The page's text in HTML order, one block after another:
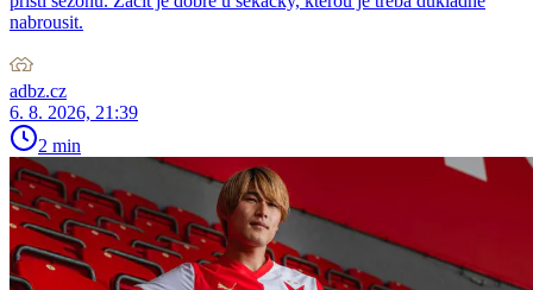
nabrousit.
adbz.cz
6. 8. 2026, 21:39
2 min